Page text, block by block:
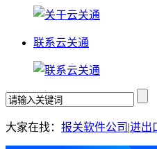
联系云关通
大家在找： 报关软件公司 |进出